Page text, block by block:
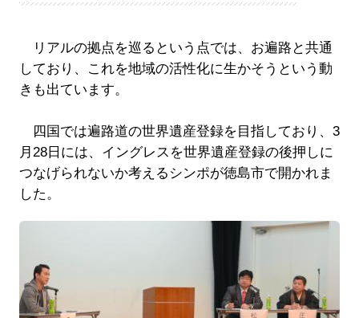
リアルの拠点を巡るという点では、お遍路と共通
しており、これを地域の活性化に生かそうという動
きも出ています。
四国では遍路道の世界遺産登録を目指しており、3
月28日には、イングレスを世界遺産登録の後押しに
つなげられないか考えるシンポが徳島市で開かれま
した。